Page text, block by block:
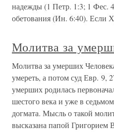
надежды (1 Петр. 1:3; 1 Фес.
обетования (Ин. 6:40). Если
Молитва за
Молитва за умерших
умереть, а потом суд Евр. 9,
умерших родилась
шестого века и уже в
догмата. Мысль о такой
высказана папой Григорием